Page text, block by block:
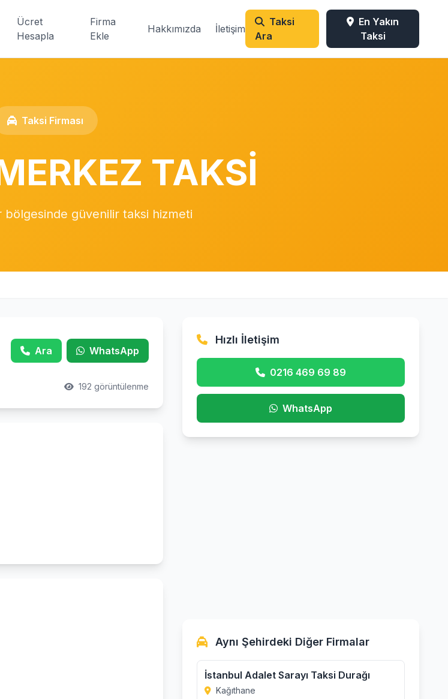
Ücret
Hesapla
Firma
Ekle
Hakkımızda İletişim
Taksi
Ara
En Yakın
Taksi
Taksi Firması
TAKSİ
bölgesinde güvenilir taksi hizmeti
Ara WhatsApp
192 görüntülenme
Hızlı İletişim
0216 469 69 89
WhatsApp
Aynı Şehirdeki Diğer Firmalar
İstanbul Adalet Sarayı Taksi Durağı
Kağıthane